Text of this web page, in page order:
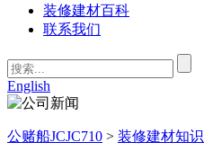
装修建材百科
联系我们
English
公赌船JCJC710 > 装修建材知识